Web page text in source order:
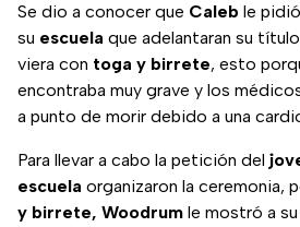
Se dio a conocer que Caleb le
su escuela que adelantaran su
viera con toga y birrete, esto
encontraba muy grave y los
a punto de morir debido a una
Para llevar a cabo la petición del
escuela organizaron la ceremonia,
y birrete, Woodrum le mostró a su